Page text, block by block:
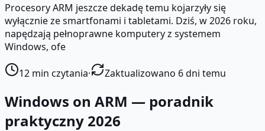
Procesory ARM jeszcze dekadę temu kojarzyły się
wyłącznie ze smartfonami i tabletami. Dziś, w 2026 roku,
napędzają pełnoprawne komputery z systemem
Windows, ofe
12 min czytania· Zaktualizowano 6 dni temu
Windows on ARM — poradnik
praktyczny 2026